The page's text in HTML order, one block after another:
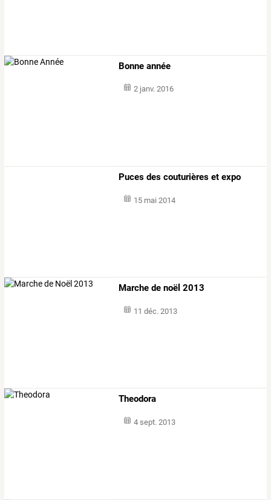
Bonne année
2 janv. 2016
Puces des couturières et expo
15 mai 2014
Marche de noël 2013
11 déc. 2013
Theodora
4 sept. 2013